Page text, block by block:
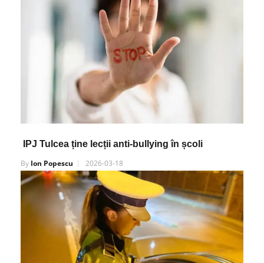
IPJ Tulcea ține lecții anti-bullying în școli
By Ion Popescu 2026-03-18